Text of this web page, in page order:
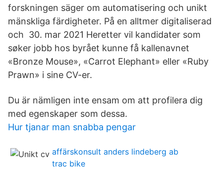
forskningen säger om automatisering och unikt
mänskliga färdigheter. På en alltmer digitaliserad
och 30. mar 2021 Heretter vil kandidater som
søker jobb hos byrået kunne få kallenavnet
«Bronze Mouse», «Carrot Elephant» eller «Ruby
Prawn» i sine CV-er.
Du är nämligen inte ensam om att profilera dig
med egenskaper som dessa.
Hur tjanar man snabba pengar
affärskonsult anders lindeberg ab
trac bike